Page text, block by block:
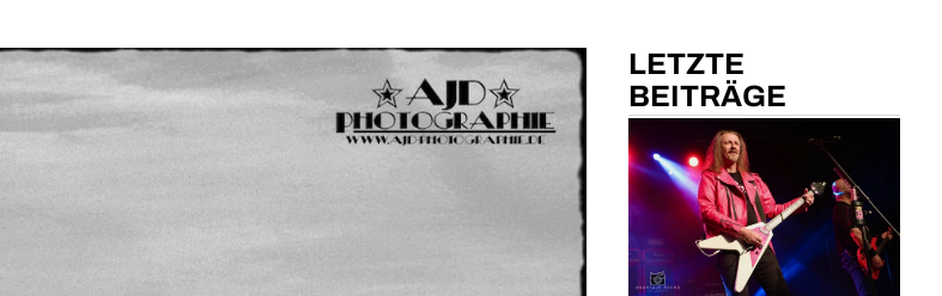
LETZTE
BEITRÄGE